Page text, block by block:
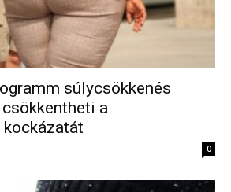
súlycsökkenés
a
kockázatát
0